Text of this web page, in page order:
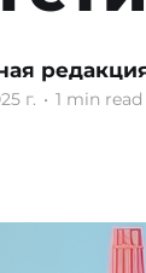
г. • 1 min read